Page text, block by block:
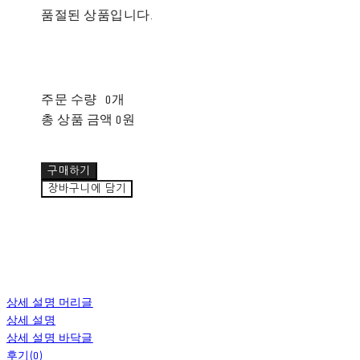
품절된 상품입니다.
주문 수량 0개
총 상품 금액 0원
구매하기
장바구니에 담기
상세 설명 머리글
상세 설명
상세 설명 바닥글
후기(0)